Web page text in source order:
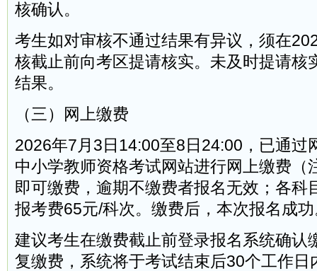
核确认。
考生如对审核不通过结果有异议，须在
核截止前向考区提请核实。未及时提请核
结果。
（三）网上缴费
2026年7月3日14:00至8日24:00，已通过
中小学教师资格考试网站进行网上缴费（
即可缴费，逾期不缴费者报名无效；各科
报考费65元/科次。缴费后，本次报名成
建议考生在缴费截止前登录报名系统确认
复缴费，系统将于考试结束后30个工作日